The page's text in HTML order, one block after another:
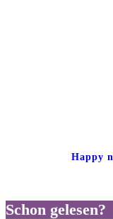
Happy
Schon gelesen?